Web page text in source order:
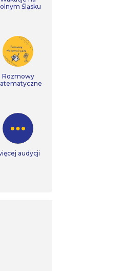
Śląsku
Rozmowy
audycji